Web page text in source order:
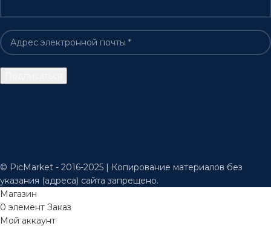
© PicMarket - 2016-2025 | Копирование материалов без
указания (адреса) сайта запрещено.
Магазин
0 элемент Заказ
Мой аккаунт